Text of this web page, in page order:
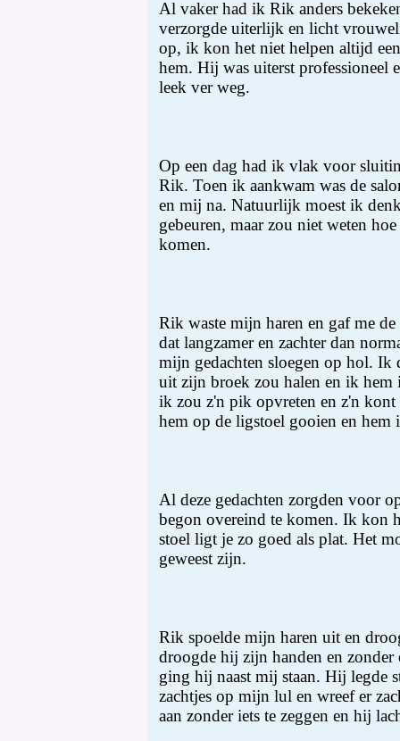
Al vaker had ik Rik anders
verzorgde uiterlijk en licht
op, ik kon het niet helpen altijd
hem. Hij was uiterst professioneel
leek ver weg.
Op een dag had ik vlak voor
Rik. Toen ik aankwam was de
en mij na. Natuurlijk moest ik
gebeuren, maar zou niet weten
komen.
Rik waste mijn haren en gaf me
dat langzamer en zachter dan
mijn gedachten sloegen op hol. Ik
uit zijn broek zou halen en ik
ik zou z'n pik opvreten en z'n
hem op de ligstoel gooien en hem
Al deze gedachten zorgden voor
begon overeind te komen. Ik kon
stoel ligt je zo goed als plat. Het
geweest zijn.
Rik spoelde mijn haren uit en
droogde hij zijn handen en zonder
ging hij naast mij staan. Hij legde
zachtjes op mijn lul en wreef er
aan zonder iets te zeggen en hij